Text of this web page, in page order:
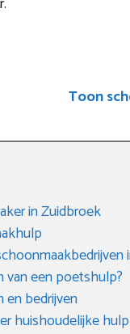
Toon
in Zuidbroek
van een poetshulp?
en bedrijven
huishoudelijke hulp